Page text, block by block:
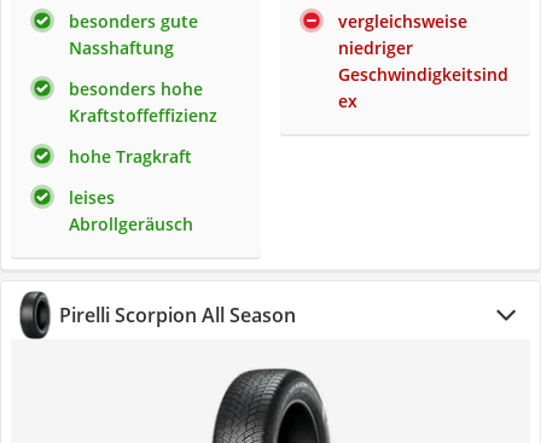
besonders gute
Nasshaftung
besonders hohe
Kraftstoffeffizienz
hohe Tragkraft
leises
Abrollgeräusch
vergleichsweise
niedriger
Geschwindigkeitsind
ex
Pirelli Scorpion All Season